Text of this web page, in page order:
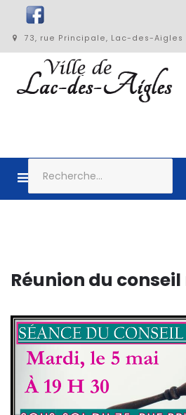
73, rue Principale, Lac-des-Aigles
Réunion du